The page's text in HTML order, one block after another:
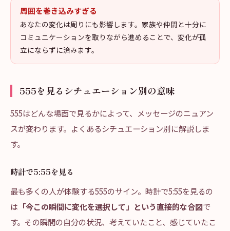
周囲を巻き込みすぎる
あなたの変化は周りにも影響します。家族や仲間と十分に
コミュニケーションを取りながら進めることで、変化が孤
立にならずに済みます。
555を見るシチュエーション別の意味
555はどんな場面で見るかによって、メッセージのニュアン
スが変わります。よくあるシチュエーション別に解説しま
す。
時計で5:55を見る
最も多くの人が体験する555のサイン。時計で5:55を見るの
は 「今この瞬間に変化を選択して」という直接的な合図で
す。その瞬間の自分の状況、考えていたこと、感じていたこ